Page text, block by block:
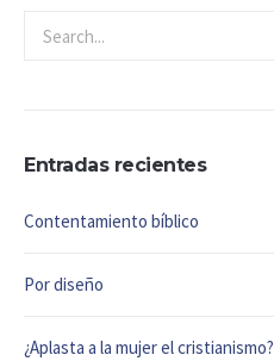
Entradas recientes
Contentamiento bíblico
Por diseño
¿Aplasta a la mujer el cristianismo?